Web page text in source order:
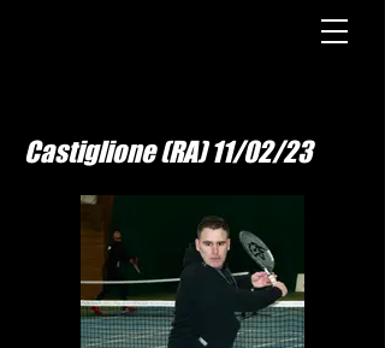
Castiglione (RA) 11/02/23